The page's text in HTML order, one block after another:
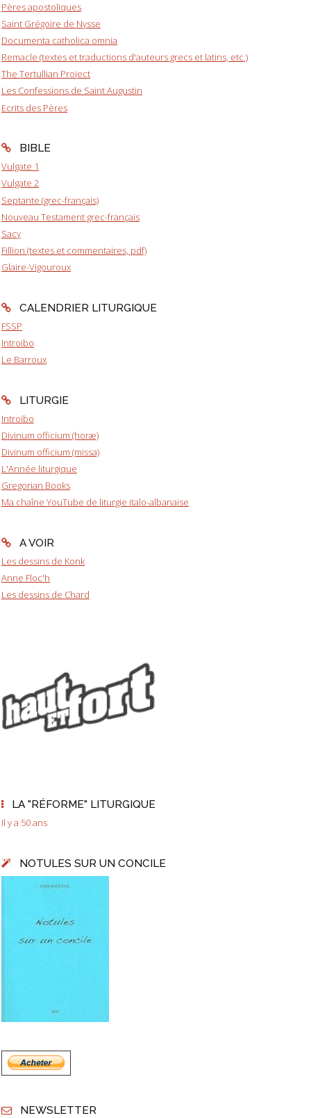
Pères apostoliques
Saint Grégoire de Nysse
Documenta catholica omnia
Remacle (textes et traductions d'auteurs grecs et latins, etc.)
The Tertullian Project
Les Confessions de Saint Augustin
Ecrits des Pères
BIBLE
Vulgate 1
Vulgate 2
Septante (grec-français)
Nouveau Testament grec-français
Sacy
Fillion (textes et commentaires, pdf)
Glaire-Vigouroux
CALENDRIER LITURGIQUE
FSSP
Introibo
Le Barroux
LITURGIE
Introibo
Divinum officium (horæ)
Divinum officium (missa)
L'Année liturgique
Gregorian Books
Ma chaîne YouTube de liturgie italo-albanaise
A VOIR
Les dessins de Konk
Anne Floc'h
Les dessins de Chard
LA "RÉFORME" LITURGIQUE
Il y a 50 ans
NOTULES SUR UN CONCILE
NEWSLETTER